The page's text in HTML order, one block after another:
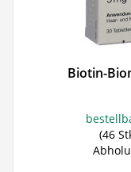
Biotin-
(46